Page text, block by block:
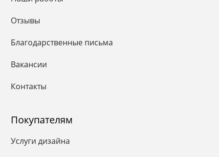
Отзывы
Благодарственные письма
Вакансии
Контакты
Покупателям
Услуги дизайна